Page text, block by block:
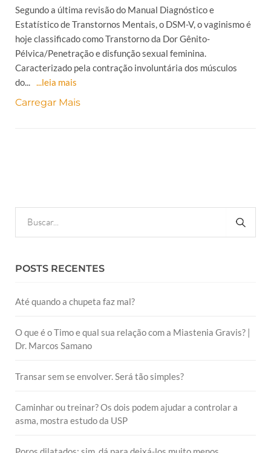
Segundo a última revisão do Manual Diagnóstico e
Estatístico de Transtornos Mentais, o DSM-V, o vaginismo é
hoje classificado como Transtorno da Dor Gênito-
Pélvica/Penetração e disfunção sexual feminina.
Caracterizado pela contração involuntária dos músculos
do... ...leia mais
Carregar Mais
POSTS RECENTES
Até quando a chupeta faz mal?
O que é o Timo e qual sua relação com a Miastenia Gravis? |
Dr. Marcos Samano
Transar sem se envolver. Será tão simples?
Caminhar ou treinar? Os dois podem ajudar a controlar a
asma, mostra estudo da USP